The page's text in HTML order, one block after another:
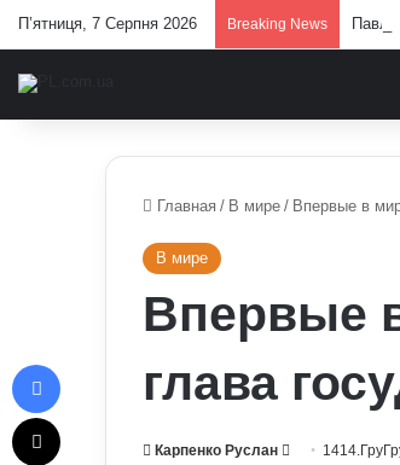
П’ятниця, 7 Серпня 2026 Breaking News
Главная / В мире / Впервые в
В мире
Впервые
глава
Карпенко Руслан
Send